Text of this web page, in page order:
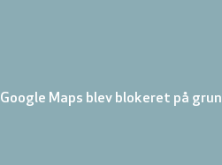
Google Maps blev blokeret på